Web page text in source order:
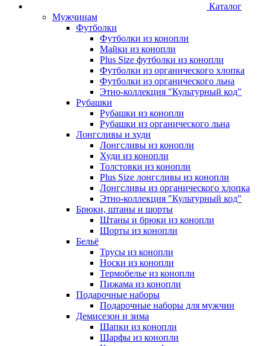
Каталог
Мужчинам
Футболки
Футболки из конопли
Майки из конопли
Plus Size футболки из конопли
Футболки из органического хлопка
Футболки из органического льна
Этно-коллекция "Культурный код"
Рубашки
Рубашки из конопли
Рубашки из органического льна
Лонгсливы и худи
Лонгсливы из конопли
Худи из конопли
Толстовки из конопли
Plus Size лонгсливы из конопли
Лонгсливы из органического хлопка
Этно-коллекция "Культурный код"
Брюки, штаны и шорты
Штаны и брюки из конопли
Шорты из конопли
Бельё
Трусы из конопли
Носки из конопли
Термобелье из конопли
Пижама из конопли
Подарочные наборы
Подарочные наборы для мужчин
Демисезон и зима
Шапки из конопли
Шарфы из конопли